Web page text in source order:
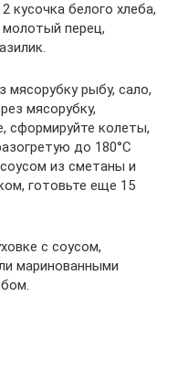
кусочка белого хлеба,
перец,
мясорубку рыбу, сало,
мясорубку,
сформируйте колеты,
до 180°С
из сметаны и
готовьте еще 15
с соусом,
маринованными